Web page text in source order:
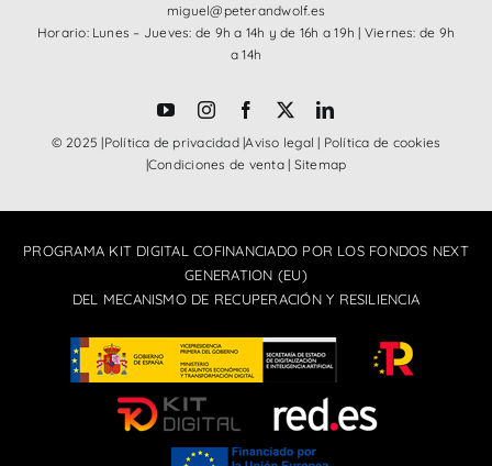
miguel@peterandwolf.es
Horario: Lunes – Jueves: de 9h a 14h y de 16h a 19h | Viernes: de 9h
a 14h
© 2025 |Política de privacidad|Aviso legal | Política de cookies
|Condiciones de venta| Sitemap
PROGRAMA KIT DIGITAL COFINANCIADO POR LOS FONDOS NEXT
GENERATION (EU)
DEL MECANISMO DE RECUPERACIÓN Y RESILIENCIA